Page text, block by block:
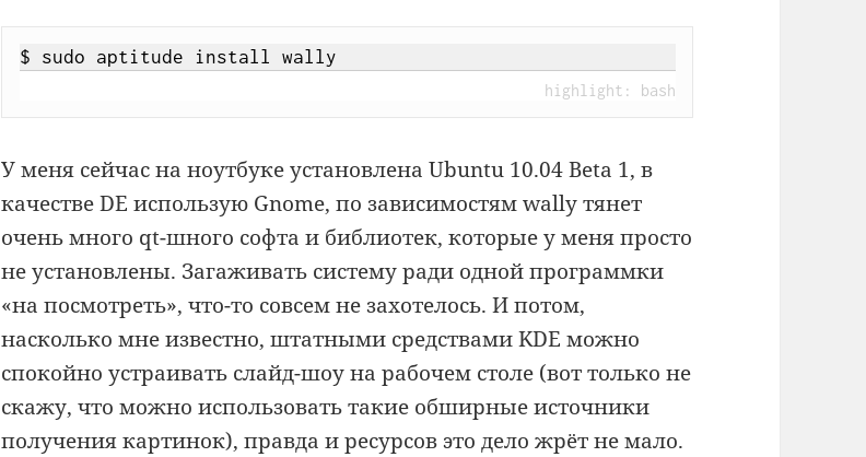
$ sudo aptitude install wally
У меня сейчас на ноутбуке установлена Ubuntu 10.04 Beta 1, в
качестве DE использую Gnome, по зависимостям wally тянет
очень много qt-шного софта и библиотек, которые у меня просто
не установлены. Загаживать систему ради одной программки
«на посмотреть», что-то совсем не захотелось. И потом,
насколько мне известно, штатными средствами KDE можно
спокойно устраивать слайд-шоу на рабочем столе (вот только не
скажу, что можно использовать такие обширные источники
получения картинок), правда и ресурсов это дело жрёт не мало.